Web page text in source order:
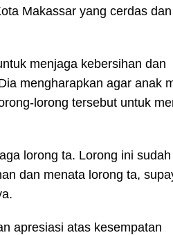
Makassar yang cerdas
menjaga kebersihan dan
mengharapkan agar anak
lorong tersebut untuk
lorong ta. Lorong ini
dan menata lorong ta,
apresiasi atas kesempatan